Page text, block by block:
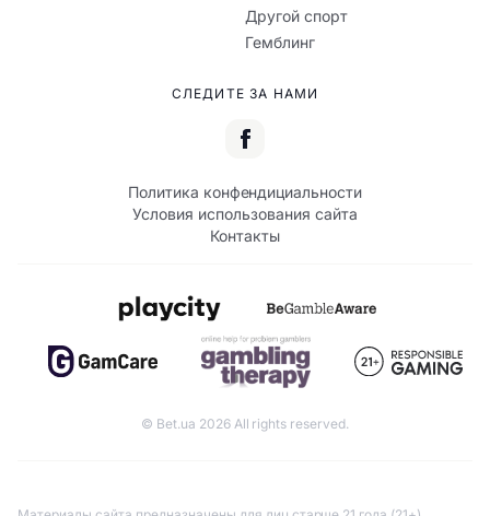
Другой спорт
Гемблинг
СЛЕДИТЕ ЗА НАМИ
Политика конфендициальности
Условия использования сайта
Контакты
© Bet.ua 2026 All rights reserved.